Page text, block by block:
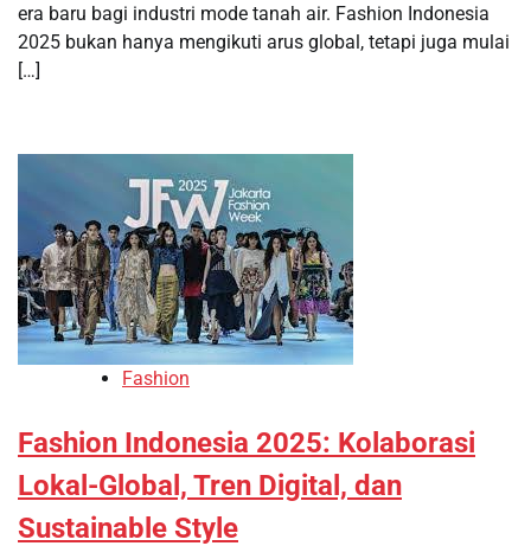
era baru bagi industri mode tanah air. Fashion Indonesia
2025 bukan hanya mengikuti arus global, tetapi juga mulai
[…]
Fashion
Fashion Indonesia 2025: Kolaborasi
Lokal-Global, Tren Digital, dan
Sustainable Style